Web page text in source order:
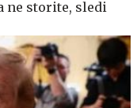
ne storite, sledi